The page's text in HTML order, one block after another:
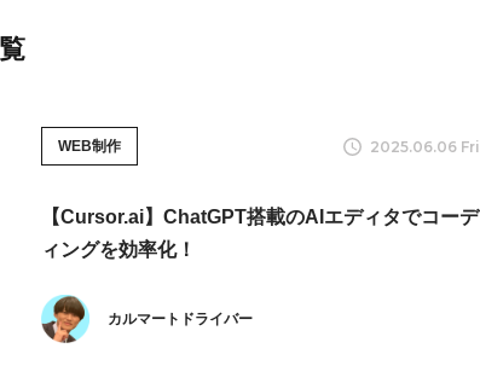
WEB制作 2025.06.06 Fri
【Cursor.ai】ChatGPT搭載のAIエディタでコーデ
ィングを効率化！
カルマートドライバー